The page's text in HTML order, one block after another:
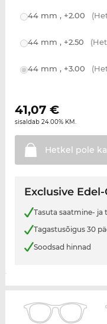
44 mm , +2.00
44 mm , +2.50
44 mm , +3.00
41,07€
sisaldab 24.00% KM.
Hetkel pole
Exclusive
Tasuta saatmine- ja
Tagastusõigus 30
Soodsad hinnad